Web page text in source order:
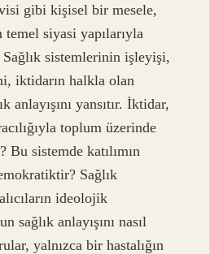
gibi kişisel bir mesele,
temel siyasi yapılarıyla
sistemlerinin işleyişi,
iktidarın halkla olan
yansıtır. İktidar,
toplum üzerinde
Bu sistemde katılımın
Sağlık
ideolojik
sağlık anlayışını nasıl
yalnızca bir hastalığın